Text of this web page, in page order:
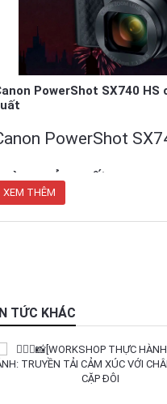
PowerShot SX740
PowerShot
sản xuất
XEM THÊM
TỨC KHÁC